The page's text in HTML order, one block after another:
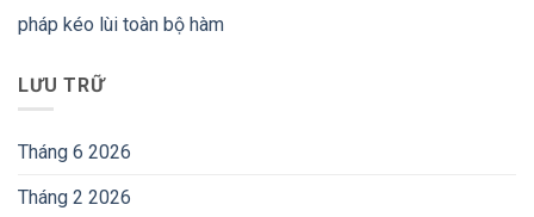
pháp kéo lùi toàn bộ hàm
LƯU TRỮ
Tháng 6 2026
Tháng 2 2026